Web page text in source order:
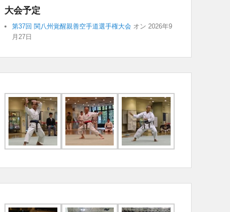
大会予定
第37回 関八州覚醒親善空手道選手権大会 オン 2026年9
月27日